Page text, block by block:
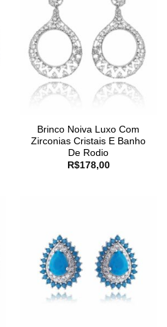
Brinco Noiva Luxo Com
Zirconias Cristais E Banho
De Rodio
R$178,00